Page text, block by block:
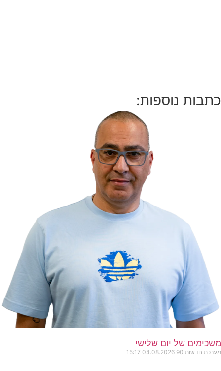
כתבות נוספות:
משכימים של יום שלישי
מערכת חדשות 90 04.08.2026
15:17